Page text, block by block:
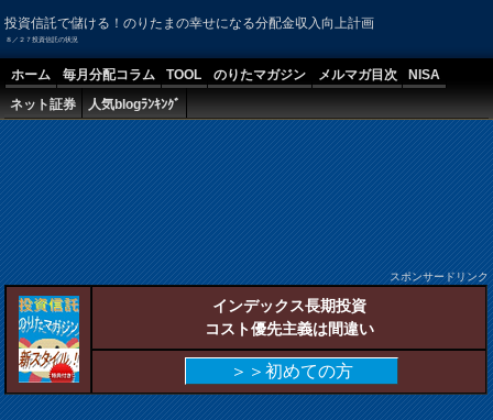
投資信託で儲ける！のりたまの幸せになる分配金収入向上計画
８／２７投資信託の状況
ホーム 毎月分配コラム TOOL のりたマガジン メルマガ目次
NISA
ネット証券
人気blogﾗﾝｷﾝｸﾞ
スポンサードリンク
インデックス長期投資
コスト優先主義は間違い
＞＞初めての方